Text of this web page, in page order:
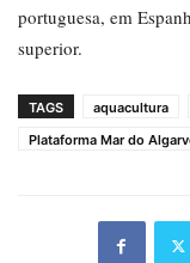
portuguesa, em
superior.
TAGS aquacultura
Plataforma Mar do